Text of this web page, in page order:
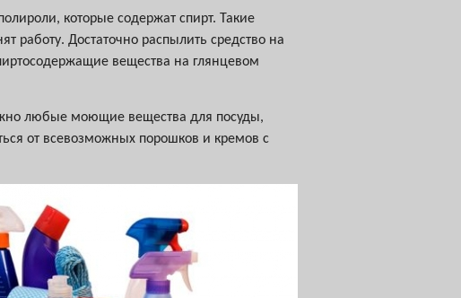
которые содержат спирт. Такие
работу. Достаточно распылить средство на
вещества на глянцевом
любые моющие вещества для посуды,
от всевозможных порошков и кремов с